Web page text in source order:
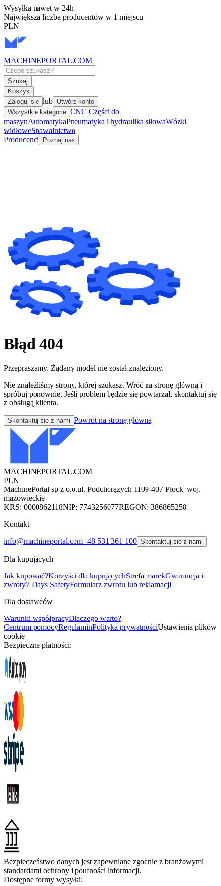
Wysyłka nawet w 24h
Największa liczba producentów w 1 miejscu
PLN
MACHINEPORTAL.COM
Szukaj
Koszyk
Zaloguj się lub Utwórz konto
Wszystkie kategorie CNC Części do
maszynAutomatykaPneumatyka i hydraulika siłowaWózki
widłoweSpawalnictwo
Producenci
Poznaj nas
Błąd 404
Przepraszamy. Żądany model nie został znaleziony.
Nie znaleźliśmy strony, której szukasz. Wróć na stronę główną i
spróbuj ponownie. Jeśli problem będzie się powtarzał, skontaktuj się
z obsługą klienta.
Skontaktuj się z nami Powrót na stronę główną
MACHINEPORTAL.COM
PLN
MachinePortal sp z o.o.ul. Podchorążych 1109-407 Płock, woj.
mazowieckie
KRS: 0000862118NIP: 7743256077REGON: 386865258
Kontakt
info@machineportal.com+48 531 361 100 Skontaktuj się z nami
Dla kupujących
Jak kupować?Korzyści dla kupującychStrefa marekGwarancja i
zwroty7 Days SafetyFormularz zwrotu lub reklamacji
Dla dostawców
Warunki współpracyDlaczego warto?
Centrum pomocyRegulaminPolityka prywatnościUstawienia plików
cookie
Bezpieczne płatności:
Bezpieczeństwo danych jest zapewniane zgodnie z branżowymi
standardami ochrony i poufności informacji.
Dostępne formy wysyłki: